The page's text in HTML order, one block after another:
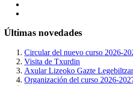
Últimas novedades
Circular del nuevo curso 2026-
Visita de Txurdin
Axular Lizeoko Gazte
Organización del curso 2026-